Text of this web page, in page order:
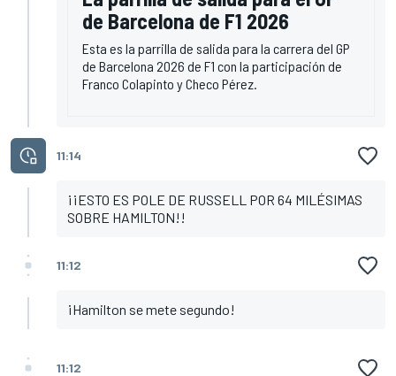
de Barcelona de F1 2026
Esta es la parrilla de salida para la carrera del GP
de Barcelona 2026 de F1 con la participación de
Franco Colapinto y Checo Pérez.
11:14
¡¡ESTO ES POLE DE RUSSELL POR 64 MILÉSIMAS
SOBRE HAMILTON!!
11:12
¡Hamilton se mete segundo!
11:12